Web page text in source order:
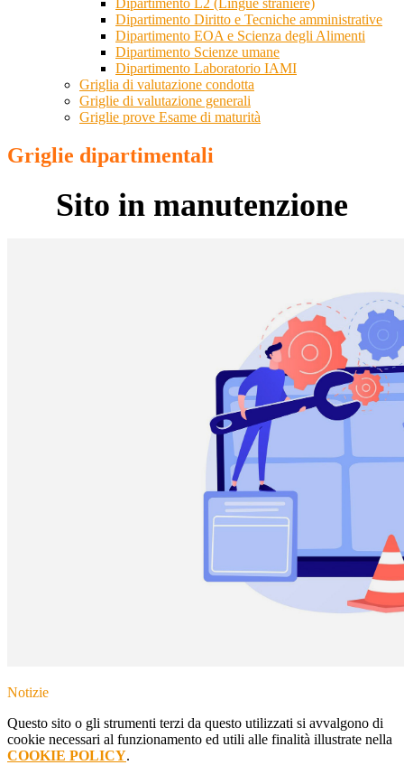
Dipartimento L2 (Lingue straniere)
Dipartimento Diritto e Tecniche amministrative
Dipartimento EOA e Scienza degli Alimenti
Dipartimento Scienze umane
Dipartimento Laboratorio IAMI
Griglia di valutazione condotta
Griglie di valutazione generali
Griglie prove Esame di maturità
Griglie dipartimentali
Sito in manutenzione
Notizie
Questo sito o gli strumenti terzi da questo utilizzati si avvalgono di
cookie necessari al funzionamento ed utili alle finalità illustrate nella
COOKIE POLICY.